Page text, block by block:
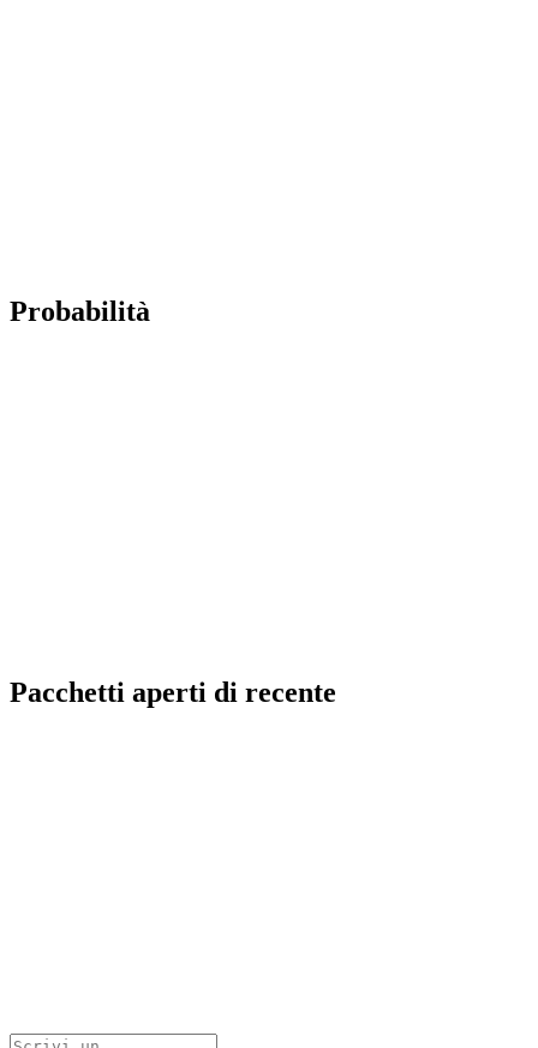
Probabilità
Pacchetti aperti di recente